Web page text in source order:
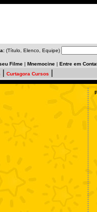
(Título, Elenco, Equipe)
Filme | Mnemocine | Entre em
Curtagora Cursos